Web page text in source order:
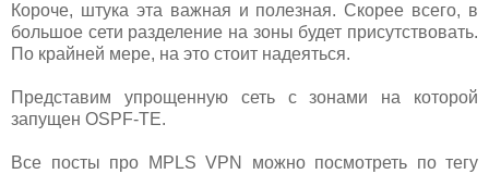
Короче, штука эта важная и полезная. Скорее всего, в
большое сети разделение на зоны будет присутствовать.
По крайней мере, на это стоит надеяться.
Представим упрощенную сеть с зонами на которой
запущен OSPF-TE.
Все посты про MPLS VPN можно посмотреть по тегу